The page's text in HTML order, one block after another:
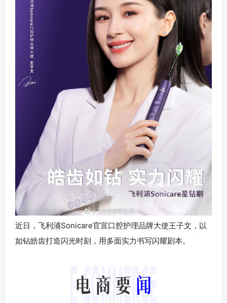
近日，飞利浦Sonicare官宣口腔护理品牌大使王子文，以
如钻皓齿打造闪光时刻，用多面实力书写闪耀剧本。